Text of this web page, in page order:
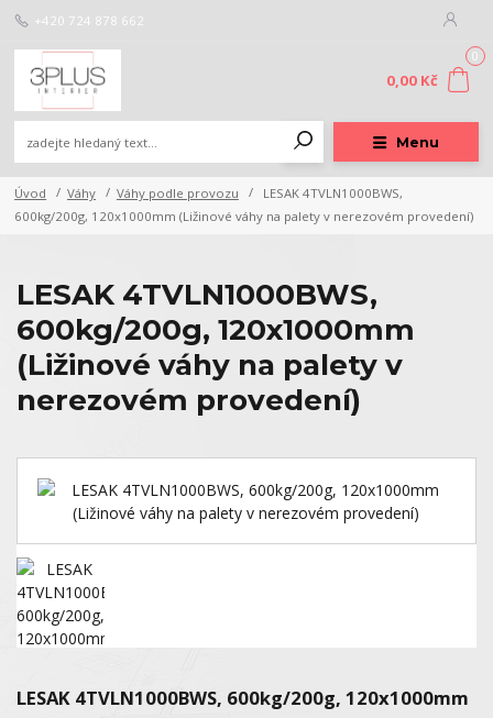
Menu
+420 724 878 662
0
0,00 Kč
Úvod Váhy Váhy podle provozu
LESAK 4TVLN1000BWS,
600kg/200g, 120x1000mm (Ližinové váhy na palety v nerezovém provedení)
LESAK 4TVLN1000BWS,
600kg/200g, 120x1000mm
(Ližinové váhy na palety v
nerezovém provedení)
LESAK 4TVLN1000BWS, 600kg/200g, 120x1000mm